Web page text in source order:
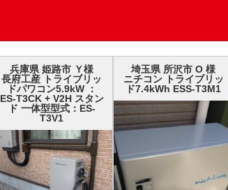
兵庫県 姫路市 Ｙ様
長府工産 トライブリッ
ドパワコン5.9kW ：
ES-T3CK + V2H スタン
ド 一体型型式：ES-
T3V1
埼玉県 所沢市 О 様
ニチコン トライブリッ
ド7.4kWh ESS-T3M1